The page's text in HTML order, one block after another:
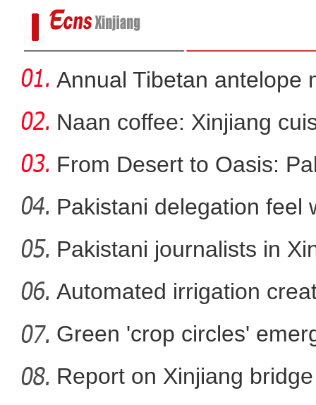
新疆乌恰：伪装零食寄递假烟 公
Annual Tibetan antelope
Naan coffee: Xinjiang
From Desert to Oasis:
Pakistani delegation feel
developm
Pakistani journalists in
Automated irrigation
Green 'crop circles'
Report on Xinjiang